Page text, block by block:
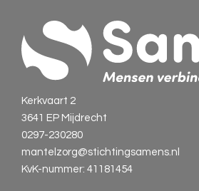
Kerkvaart 2
3641 EP Mijdrecht
0297-230280
mantelzorg@stichtingsamens.nl
KvK-nummer: 41181454